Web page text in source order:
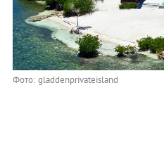
Фото: gladdenprivateisland